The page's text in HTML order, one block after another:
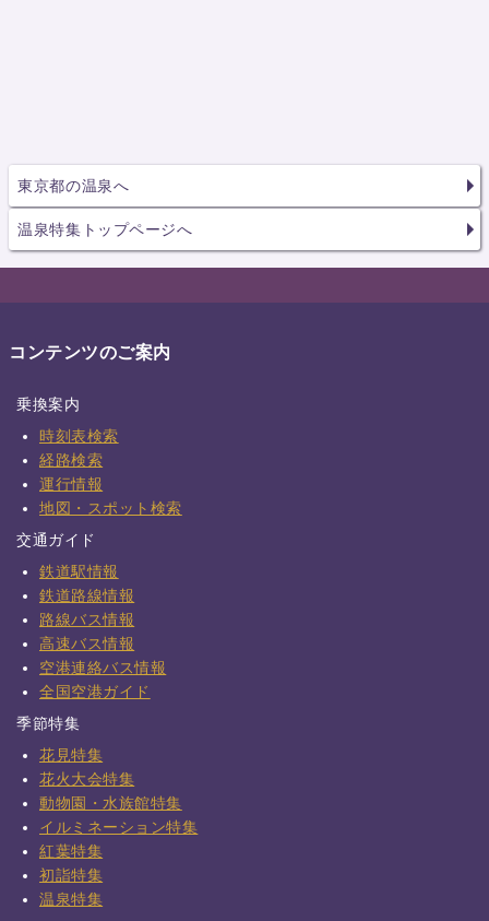
東京都の温泉へ
温泉特集トップページへ
コンテンツのご案内
乗換案内
時刻表検索
経路検索
運行情報
地図・スポット検索
交通ガイド
鉄道駅情報
鉄道路線情報
路線バス情報
高速バス情報
空港連絡バス情報
全国空港ガイド
季節特集
花見特集
花火大会特集
動物園・水族館特集
イルミネーション特集
紅葉特集
初詣特集
温泉特集